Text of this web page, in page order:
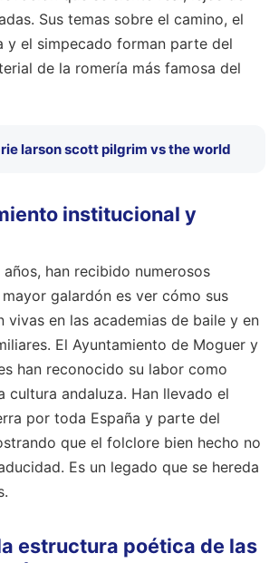
y el simpecado forman parte del
de la romería más famosa del
han recibido numerosos
galardón es ver cómo sus
vivas en las academias de baile y en
El Ayuntamiento de Moguer y
han reconocido su labor como
cultura andaluza. Han llevado el
por toda España y parte del
que el folclore bien hecho no
Es un legado que se hereda